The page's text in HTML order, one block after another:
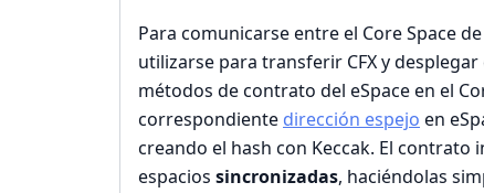
Para comunicarse entre el Core Space
utilizarse para transferir CFX y
métodos de contrato del eSpace en el
correspondiente dirección espejo en
creando el hash con Keccak. El contrato
espacios sincronizadas, haciéndolas